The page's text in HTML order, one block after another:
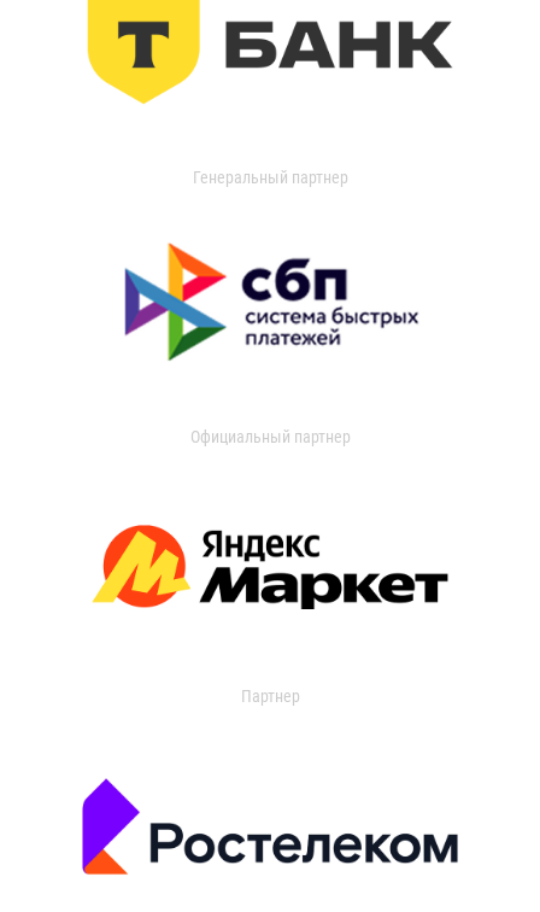
Генеральный партнер
Официальный партнер
Партнер